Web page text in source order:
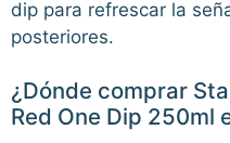
dip para refrescar la
posteriores.
¿Dónde comprar
Red One Dip 250ml